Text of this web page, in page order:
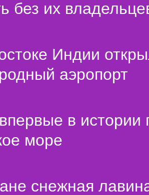
без их
Индии
аэропорт
в истории
море
снежная